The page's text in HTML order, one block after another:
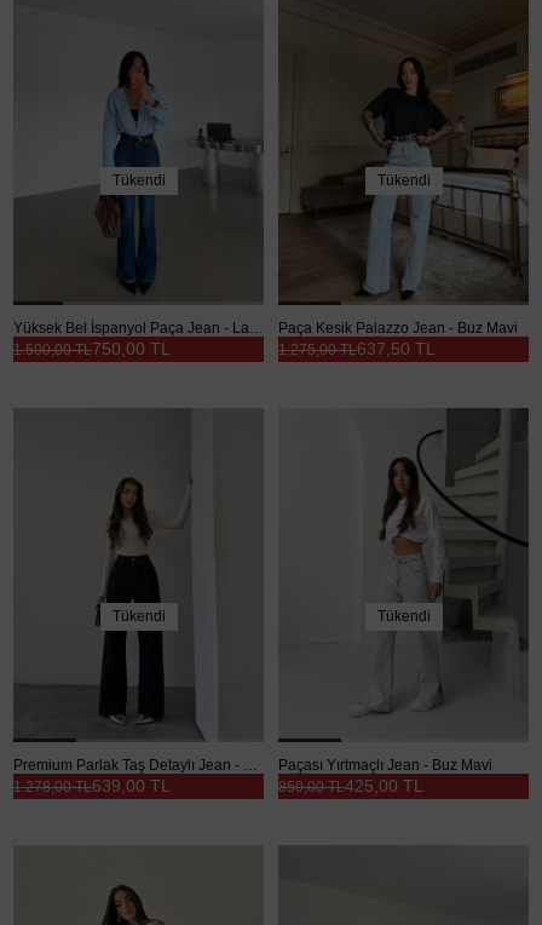
Tükendi
Yüksek Bel İspanyol Paça Jean - Lacivert
750,00 TL
1.500,00 TL
Tükendi
Paça Kesik Palazzo Jean - Buz Mavi
637,50 TL
1.275,00 TL
Tükendi
639,00 TL
1.278,00 TL
Tükendi
Paçası Yırtmaçlı Jean - Buz Mavi
425,00 TL
850,00 TL